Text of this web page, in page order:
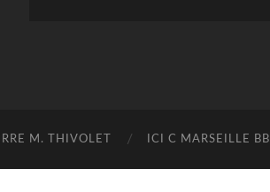
M. THIVOLET ICI C MARSEILLE BB